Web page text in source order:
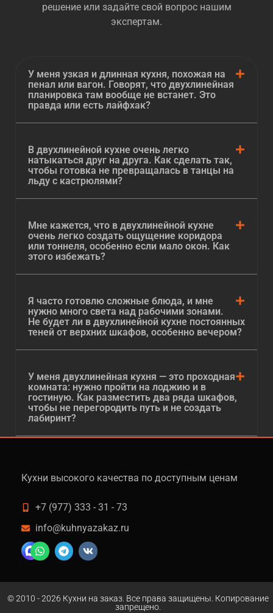
Технологи и инженеры«Кухни
постоянно следят за тенденциями
клиентам не только эстетически безупречные, но
и функционально продуманные модели.
На каждую изготовленную кухню мы
предоставляем официальную гарантию. Для нас
качестве собственной работы.
Наша команда — это наша главная гордость. В
технологи и аккуратные монтажники. Их
слаженная работа — залог того, что вы получите
именно тот результат, который ожидали.
Доверяя«Кухни НАзаказ»создание вашей кухни,
партнера, который воплотит ваши представления
об идеальном пространстве для готовки и
отдыха.
решение или задайте свой вопрос нашим
экспертам.
У меня узкая и длинная кухня, похожая на
пенал или вагон. Говорят, что двухлинейная
планировка там вообще не встанет. Это
правда или есть лайфхак?
В двухлинейной кухне очень легко
натыкаться друг на друга. Как сделать так,
чтобы готовка не превращалась в танцы на
льду с кастрюлями?
Мне кажется, что в двухлинейной кухне
очень легко создать ощущение коридора
или тоннеля, особенно если мало окон. Как
этого избежать?
Я часто готовлю сложные блюда, и мне
нужно много света над рабочими зонами.
Не будет ли в двухлинейной кухне постоянных
теней от верхних шкафов, особенно вечером?
У меня двухлинейная кухня — это проходная
комната: нужно пройти на лоджию и в
гостиную. Как разместить два ряда шкафов,
чтобы не перегородить путь и не создать
лабиринт?
Кухни высокого качества по доступным ценам
+7 (977) 333 - 31 - 73
info@kuhnyazakaz.ru
© 2010 - 2026 Кухни на заказ. Все права защищены. Копирование
запрещено.